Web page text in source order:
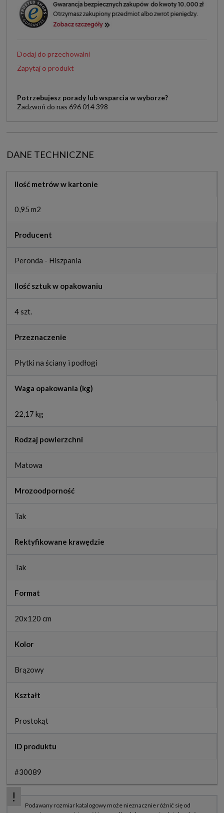
wyświetlana jest najniższa cena od momentu, kiedy
produkt pojawił się w sprzedaży.
Dodaj do przechowalni
Zapytaj o produkt
Potrzebujesz porady lub wsparcia w wyborze?
Zadzwoń do nas 696 014 398
DANE TECHNICZNE
Ilość metrów w kartonie
0,95 m2
Producent
Peronda - Hiszpania
Ilość sztuk w opakowaniu
4 szt.
Przeznaczenie
Płytki na ściany i podłogi
Waga opakowania (kg)
22,17 kg
Rodzaj powierzchni
Matowa
Mrozoodporność
Tak
Rektyfikowane krawędzie
Tak
Format
20x120 cm
Kolor
Brązowy
Kształt
Prostokąt
ID produktu
#30089